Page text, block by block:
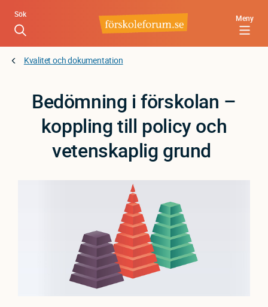
Hoppa
huvudinnehåll
Meny
Sök
Kvalitet och dokumentation
Bedömning i förskolan –
koppling till policy och
vetenskaplig grund